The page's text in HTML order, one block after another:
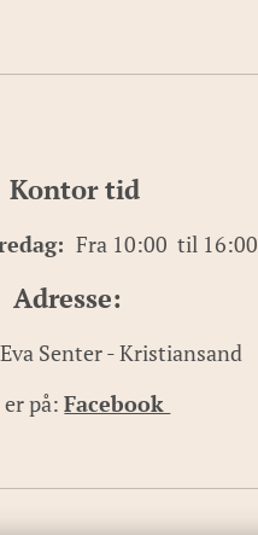
Kontor tid
Fra 10:00 til 16:00
Adresse:
Senter - Kristiansand
er på:Facebook